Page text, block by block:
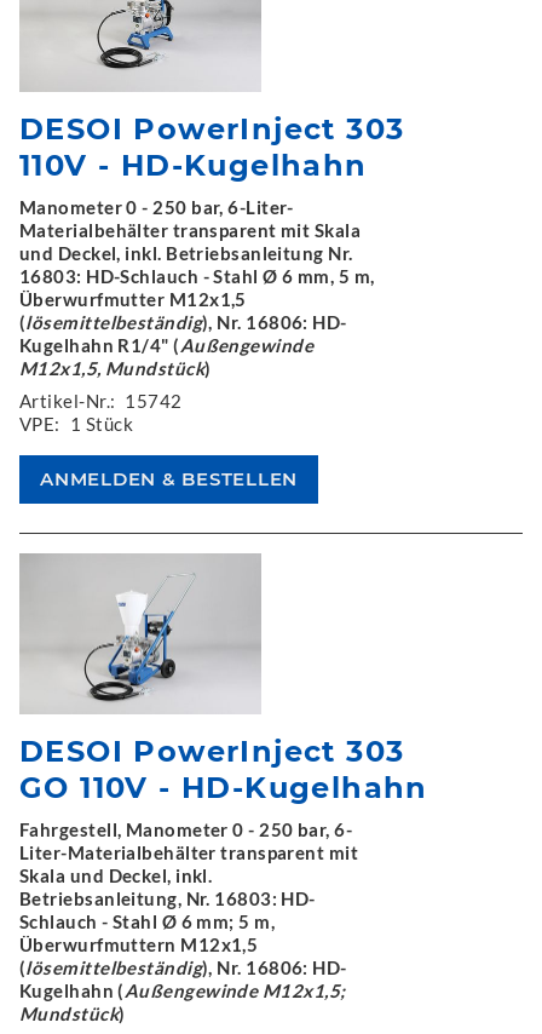
DESOI PowerInject 303
110V - HD-Kugelhahn
Manometer 0 - 250 bar, 6-Liter-
Materialbehälter transparent mit Skala
und Deckel, inkl. Betriebsanleitung Nr.
16803: HD-Schlauch - Stahl Ø 6 mm, 5 m,
Überwurfmutter M12x1,5
(lösemittelbeständig), Nr. 16806: HD-
Kugelhahn R1/4" (Außengewinde
M12x1,5, Mundstück)
Artikel-Nr.: 15742
VPE:
1 Stück
DESOI PowerInject 303
GO 110V - HD-Kugelhahn
Fahrgestell, Manometer 0 - 250 bar, 6-
Liter-Materialbehälter transparent mit
Skala und Deckel, inkl.
Betriebsanleitung, Nr. 16803: HD-
Schlauch - Stahl Ø 6 mm; 5 m,
Überwurfmuttern M12x1,5
(lösemittelbeständig), Nr. 16806: HD-
Kugelhahn (Außengewinde M12x1,5;
Mundstück)